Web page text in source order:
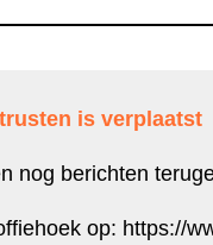
is verplaatst
nog berichten
op: https://